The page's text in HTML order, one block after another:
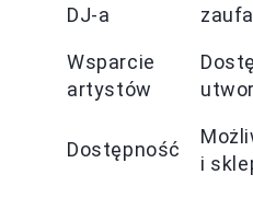
DJ-a
Wsparcie
artystów
Dostępność
i